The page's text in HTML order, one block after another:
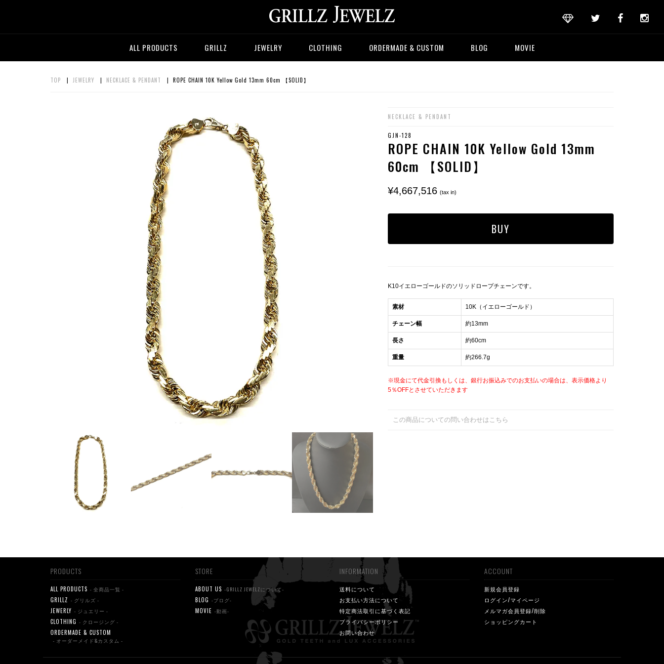
ALL PRODUCTS GRILLZ JEWELRY CLOTHING ORDERMADE & CUSTOM BLOG MOVIE
TOP | JEWELRY | NECKLACE & PENDANT | ROPE CHAIN 10K Yellow Gold 13mm 60cm 【SOLID】
NECKLACE & PENDANT
GJN-128
ROPE CHAIN 10K Yellow Gold 13mm
60cm 【SOLID】
¥4,667,516 (tax in)
K10イエローゴールドのソリッドロープチェーンです。
素材 10K（イエローゴールド）
チェーン幅 約13mm
長さ 約60cm
重量 約266.7g
※現金にて代金引換もしくは、銀行お振込みでのお支払いの場合は、表示価格より
5％OFFとさせていただきます
この商品についての問い合わせはこちら
PRODUCTS
ALL PRODUCTS - 全商品一覧 -
GRILLZ - グリルズ -
JEWERLY - ジュエリー -
CLOTHING - クロージング -
ORDERMADE & CUSTOM
- オーダーメイド&カスタム -
STORE
ABOUT US -GRILLZ JEWELZについて-
BLOG -ブログ-
MOVIE -動画-
INFORMATION
送料について
お支払い方法について
特定商法取引に基づく表記
プライバシーポリシー
お問い合わせ
ACCOUNT
新規会員登録
ログイン/マイページ
メルマガ会員登録/削除
ショッピングカート